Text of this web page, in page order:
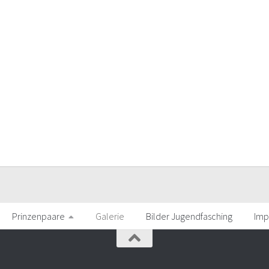
Prinzenpaare Galerie Bilder Jugendfasching